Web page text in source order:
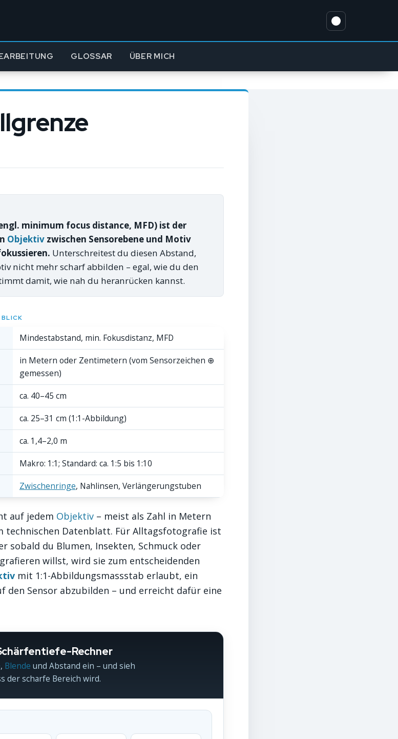
GLOSSAR ÜBER MICH
minimum focus distance, MFD) ist der
Objektivzwischen Sensorebene und Motiv
Unterschreitest du diesen Abstand,
nicht mehr scharf abbilden – egal, wie du den
damit, wie nah du heranrücken kannst.
BLICK
Mindestabstand, min. Fokusdistanz, MFD
in Metern oder Zentimetern (vom Sensorzeichen ⊕
gemessen)
ca. 40–45 cm
ca. 25–31 cm (1:1-Abbildung)
ca. 1,4–2,0 m
Makro: 1:1; Standard: ca. 1:5 bis 1:10
Zwischenringe, Nahlinsen, Verlängerungstuben
auf jedem Objektiv – meist als Zahl in Metern
technischen Datenblatt. Für Alltagsfotografie ist
sobald du Blumen, Insekten, Schmuck oder
willst, wird sie zum entscheidenden
mit 1:1-Abbildungsmassstab erlaubt, ein
den Sensor abzubilden – und erreicht dafür eine
Rechner
, Blende und Abstand ein – und sieh
der scharfe Bereich wird.